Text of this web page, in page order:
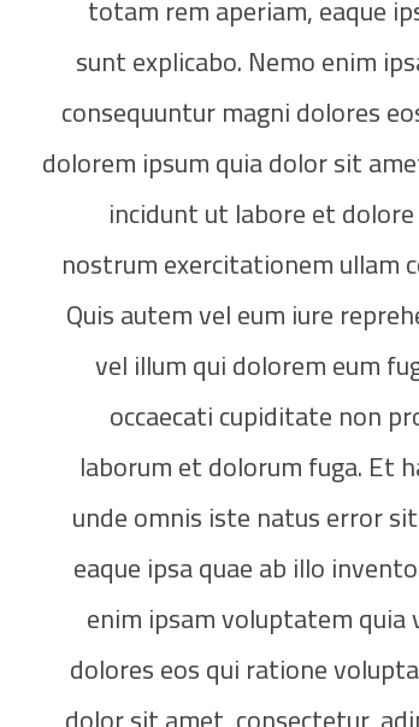
totam rem aperiam, eaque
sunt explicabo. Nemo enim
consequuntur magni dolores
dolorem ipsum quia dolor sit
incidunt ut labore et
nostrum exercitationem ullam
Quis autem vel eum iure
vel illum qui dolorem eum
occaecati cupiditate non
laborum et dolorum fuga. Et
unde omnis iste natus error
eaque ipsa quae ab illo
enim ipsam voluptatem
dolores eos qui ratione